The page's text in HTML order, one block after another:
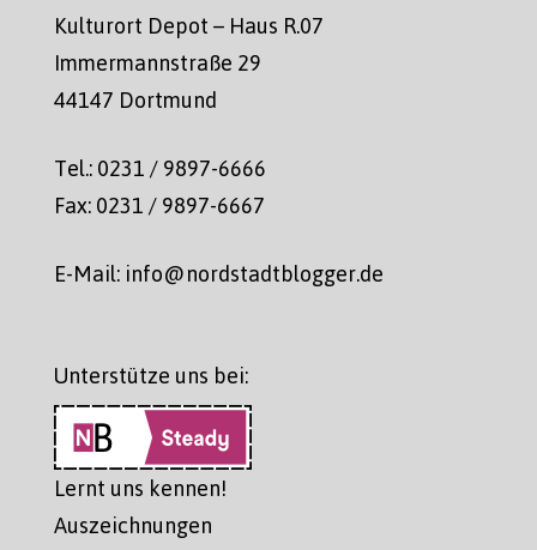
Kulturort Depot – Haus R.07
Immermannstraße 29
44147 Dortmund
Tel.: 0231 / 9897-6666
Fax: 0231 / 9897-6667
E-Mail: info@nordstadtblogger.de
Unterstütze uns bei:
Lernt uns kennen!
Auszeichnungen